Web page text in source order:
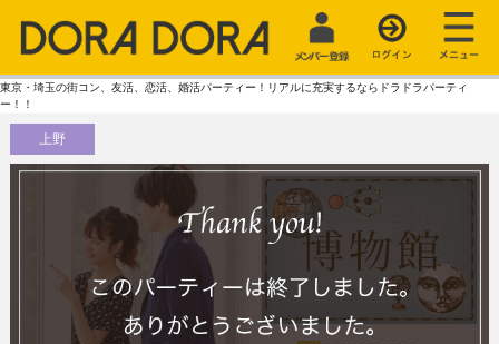
東京・埼玉の街コン、友活、恋活、婚活パーティー！リアルに充実するならドラドラパーティ
ー！！
上野